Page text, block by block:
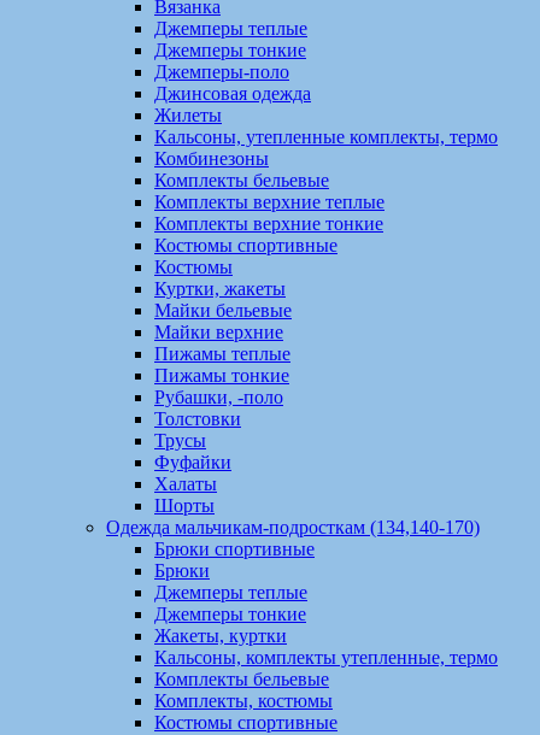
Вязанка
Джемперы теплые
Джемперы тонкие
Джемперы-поло
Джинсовая одежда
Жилеты
Кальсоны, утепленные комплекты, термо
Комбинезоны
Комплекты бельевые
Комплекты верхние теплые
Комплекты верхние тонкие
Костюмы спортивные
Костюмы
Куртки, жакеты
Майки бельевые
Майки верхние
Пижамы теплые
Пижамы тонкие
Рубашки, -поло
Толстовки
Трусы
Фуфайки
Халаты
Шорты
Одежда мальчикам-подросткам (134,140-170)
Брюки спортивные
Брюки
Джемперы теплые
Джемперы тонкие
Жакеты, куртки
Кальсоны, комплекты утепленные, термо
Комплекты бельевые
Комплекты, костюмы
Костюмы спортивные